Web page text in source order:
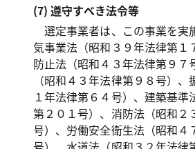
(7) 遵守すべき法令等
選定事業者は、この事業を実
気事業法（昭和３９年法律第１
防止法（昭和４３年法律第９７
（昭和４３年法律第９８号）
１年法律第６４号）、建築基
第２０１号）、消防法（昭和２
号）、労働安全衛生法（昭和４